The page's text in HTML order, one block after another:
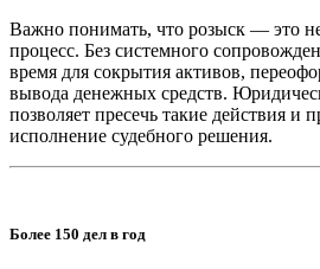
Важно понимать, что розыск — это не
процесс. Без системного
время для сокрытия активов,
вывода денежных средств.
позволяет пресечь такие действия и
исполнение судебного решения.
Более 150 дел в год